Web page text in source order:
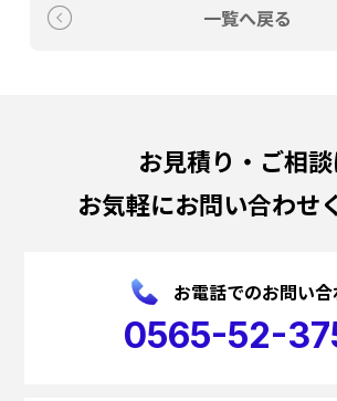
一覧へ戻る
お見積り・ご相
お気軽にお問い合わせ
お電話でのお問い合
0565-52-